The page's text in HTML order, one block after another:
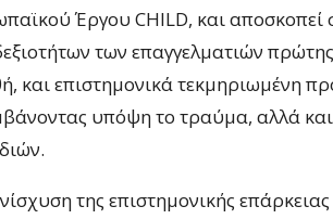
Έργου CHILD, και αποσκοπεί
των επαγγελματιών πρώτης
και επιστημονικά τεκμηριωμένη
υπόψη το τραύμα, αλλά
της επιστημονικής